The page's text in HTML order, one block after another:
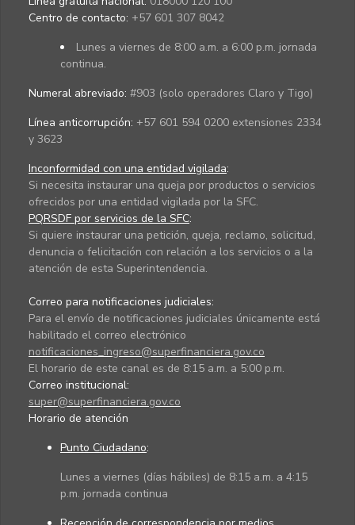
Centro de contacto: +57 601 307 8042
Lunes a viernes de 8:00 a.m. a 6:00 p.m. jornada
continua.
Numeral abreviado: #903 (solo operadores Claro y Tigo)
Línea anticorrupción: +57 601 594 0200 extensiones 2334
y 3623
Inconformidad con una entidad vigilada:
Si necesita instaurar una queja por productos o servicios
ofrecidos por una entidad vigilada por la SFC.
PQRSDF por servicios de la SFC:
Si quiere instaurar una petición, queja, reclamo, solicitud,
denuncia o felicitación con relación a los servicios o a la
atención de esta Superintendencia.
Correo para notificaciones judiciales:
Para el envío de notificaciones judiciales únicamente está
habilitado el correo electrónico
notificaciones_ingreso@superfinanciera.gov.co
El horario de este canal es de 8:15 a.m. a 5:00 p.m.
Correo institucional:
super@superfinanciera.gov.co
Horario de atención
Punto Ciudadano:
Lunes a viernes (días hábiles) de 8:15 a.m. a 4:15
p.m. jornada continua